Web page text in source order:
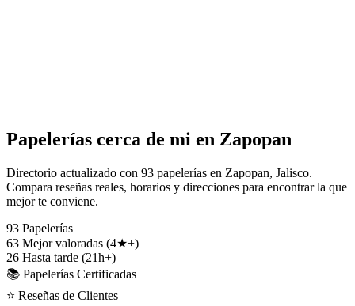
Papelerías cerca de mi en Zapopan
Directorio actualizado con 93 papelerías en Zapopan, Jalisco.
Compara reseñas reales, horarios y direcciones para encontrar la que
mejor te conviene.
93 Papelerías
63 Mejor valoradas (4★+)
26 Hasta tarde (21h+)
📚 Papelerías Certificadas
⭐ Reseñas de Clientes